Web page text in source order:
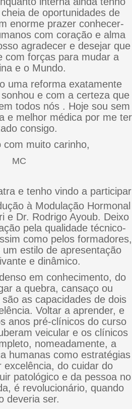
de oportunidades de
enorme prazer conhecer-
com coração e alma
agradecer e desejar que
com forças para mudar a
e o Mundo.
uma reforma exatamente
e com a certeza que
todos nós . Hoje sou sem
e melhor médica por me ter
consigo.
com muito carinho,
MC
e tenho vindo a participar
à Modulação Hormonal
e Dr. Rodrigo Ayoub. Deixo
pela qualidade técnico-
como pelos formadores,
estilo de apresentação
e dinâmico.
em conhecimento, do
a quebra, cansaço ou
as capacidades de dois
Voltar a aprender, e
anos pré-clínicos do curso
veicular e os clínicos
nomeadamente, a
humanas como estratégias
excelência, do cuidar do
patológico e da pessoa no
é revolucionário, quando
deveria ser.